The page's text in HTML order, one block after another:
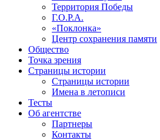
Территория Победы
Г.О.Р.А.
«Поклонка»
Центр сохранения памяти
Общество
Точка зрения
Страницы истории
Страницы истории
Имена в летописи
Тесты
Об агентстве
Партнеры
Контакты